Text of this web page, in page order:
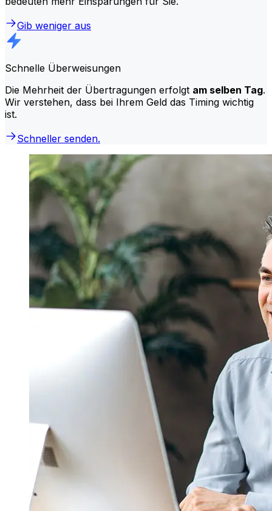
Gib weniger aus
Schnelle Überweisungen
Die Mehrheit der Übertragungen erfolgt am selben Tag.
Wir verstehen, dass bei Ihrem Geld das Timing wichtig
ist.
Schneller senden.